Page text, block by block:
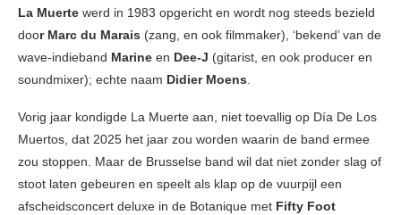
La Muerte werd in 1983 opgericht en wordt nog steeds bezield
door Marc du Marais (zang, en ook filmmaker), ‘bekend’ van de
wave-indieband Marine en Dee-J (gitarist, en ook producer en
soundmixer); echte naam Didier Moens.
Vorig jaar kondigde La Muerte aan, niet toevallig op Día De Los
Muertos, dat 2025 het jaar zou worden waarin de band ermee
zou stoppen. Maar de Brusselse band wil dat niet zonder slag of
stoot laten gebeuren en speelt als klap op de vuurpijl een
afscheidsconcert deluxe in de Botanique met Fifty Foot